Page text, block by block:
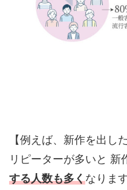
【例えば、新作を出した
リピーターが多いと 新
する人数も多くなります